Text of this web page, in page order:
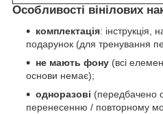
Особливості вінілових
комплектація: інструкція,
подарунок (для тренування
не мають фону (всі
основи немає);
одноразові (передбачено
перенесенню / повторному